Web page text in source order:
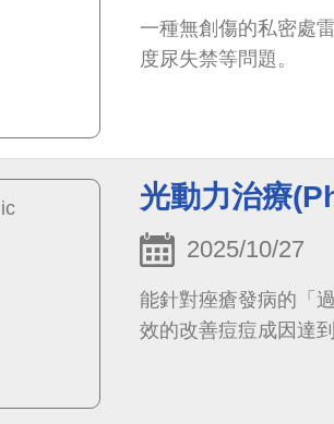
一種無創傷的私密處
度尿失禁等問題。
光動力治療
2025/10/27
能針對痤瘡發病的「
效的改善痘痘成因達